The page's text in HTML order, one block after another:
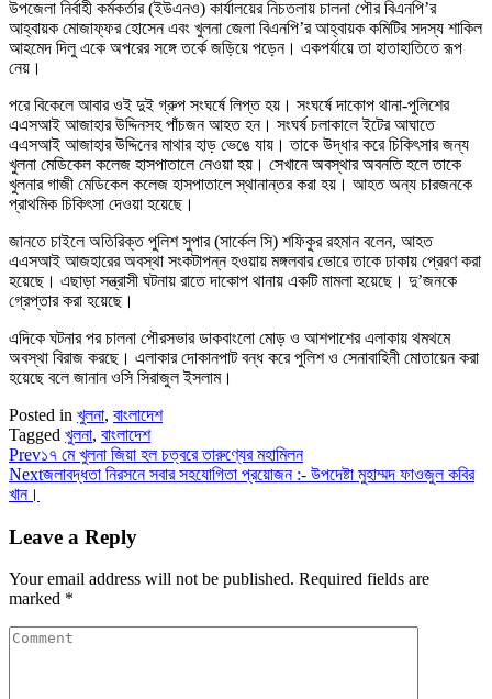
উপজেলা নির্বাহী কর্মকর্তার (ইউএনও) কার্যালয়ের নিচতলায় চালনা পৌর বিএনপি’র
আহ্বায়ক মোজাফ্ফর হোসেন এবং খুলনা জেলা বিএনপি’র আহ্বায়ক কমিটির সদস্য শাকিল
আহমেদ দিলু একে অপরের সঙ্গে তর্কে জড়িয়ে পড়েন। একপর্যায়ে তা হাতাহাতিতে রূপ
নেয়।
পরে বিকেলে আবার ওই দুই গ্রুপ সংঘর্ষে লিপ্ত হয়। সংঘর্ষে দাকোপ থানা-পুলিশের
এএসআই আজাহার উদ্দিনসহ পাঁচজন আহত হন। সংঘর্ষ চলাকালে ইটের আঘাতে
এএসআই আজাহার উদ্দিনের মাথার হাড় ভেঙে যায়। তাকে উদ্ধার করে চিকিৎসার জন্য
খুলনা মেডিকেল কলেজ হাসপাতালে নেওয়া হয়। সেখানে অবস্থার অবনতি হলে তাকে
খুলনার গাজী মেডিকেল কলেজ হাসপাতালে স্থানান্তর করা হয়। আহত অন্য চারজনকে
প্রাথমিক চিকিৎসা দেওয়া হয়েছে।
জানতে চাইলে অতিরিক্ত পুলিশ সুপার (সার্কেল সি) শফিকুর রহমান বলেন, আহত
এএসআই আজহারের অবস্থা সংকটাপন্ন হওয়ায় মঙ্গলবার ভোরে তাকে ঢাকায় প্রেরণ করা
হয়েছে। এছাড়া সন্ত্রাসী ঘটনায় রাতে দাকোপ থানায় একটি মামলা হয়েছে। দু’জনকে
গ্রেপ্তার করা হয়েছে।
এদিকে ঘটনার পর চালনা পৌরসভার ডাকবাংলো মোড় ও আশপাশের এলাকায় থমথমে
অবস্থা বিরাজ করছে। এলাকার দোকানপাট বন্ধ করে পুলিশ ও সেনাবাহিনী মোতায়েন করা
হয়েছে বলে জানান ওসি সিরাজুল ইসলাম।
Posted in খুলনা, বাংলাদেশ
Tagged খুলনা, বাংলাদেশ
Prev১৭ মে খুলনা জিয়া হল চত্বরে তারুণ্যের মহামিলন
Nextজলাবদ্ধতা নিরসনে সবার সহযোগিতা প্রয়োজন :- উপদেষ্টা মুহাম্মদ ফাওজুল কবির
খান।
Leave a Reply
Your email address will not be published. Required fields are
marked *